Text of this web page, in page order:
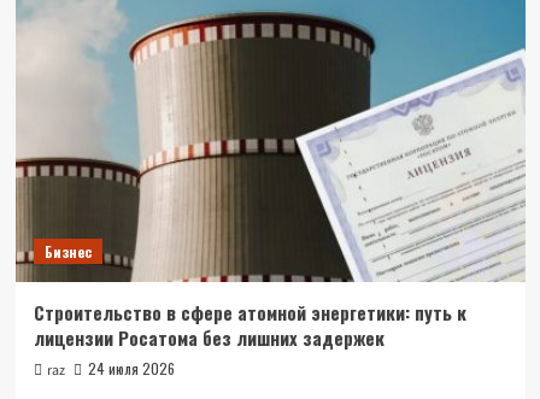
Бизнес
Строительство в сфере атомной энергетики: путь к
лицензии Росатома без лишних задержек
raz 24 июля 2026